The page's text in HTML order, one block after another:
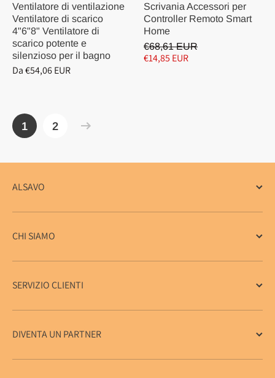
Ventilatore di ventilazione
Ventilatore di scarico
4"6"8" Ventilatore di
scarico potente e
silenzioso per il bagno
Da €54,06 EUR
Scrivania Accessori per
Controller Remoto Smart
Home
€68,61 EUR
€14,85 EUR
1 2
ALSAVO
CHI SIAMO
SERVIZIO CLIENTI
DIVENTA UN PARTNER